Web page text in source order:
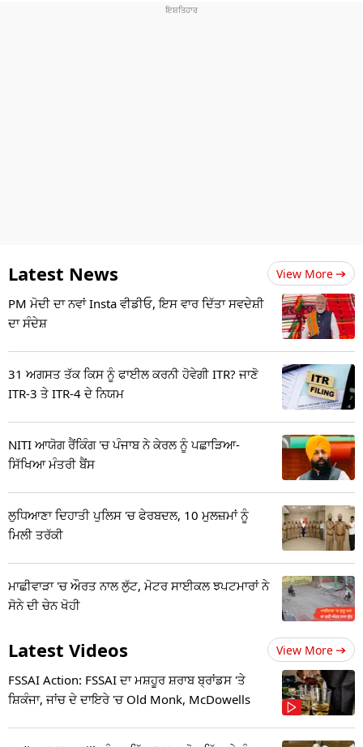
Latest News View More
PM ਮੋਦੀ ਦਾ ਨਵਾਂ Insta ਵੀਡੀਓ, ਇਸ ਵਾਰ ਦਿੱਤਾ ਸਵਦੇਸ਼ੀ
ਦਾ ਸੰਦੇਸ਼
31 ਅਗਸਤ ਤੱਕ ਕਿਸ ਨੂੰ ਫਾਈਲ ਕਰਨੀ ਹੋਵੇਗੀ ITR? ਜਾਣੋ
ITR-3 ਤੇ ITR-4 ਦੇ ਨਿਯਮ
NITI ਆਯੋਗ ਰੈਂਕਿੰਗ 'ਚ ਪੰਜਾਬ ਨੇ ਕੇਰਲ ਨੂੰ ਪਛਾੜਿਆ-
ਸਿੱਖਿਆ ਮੰਤਰੀ ਬੈਂਸ
ਲੁਧਿਆਣਾ ਦਿਹਾਤੀ ਪੁਲਿਸ 'ਚ ਫੇਰਬਦਲ, 10 ਮੁਲਜ਼ਮਾਂ ਨੂੰ
ਮਿਲੀ ਤਰੱਕੀ
ਮਾਛੀਵਾੜਾ 'ਚ ਔਰਤ ਨਾਲ ਲੁੱਟ, ਮੋਟਰ ਸਾਈਕਲ ਝਪਟਮਾਰਾਂ ਨੇ
ਸੋਨੇ ਦੀ ਚੇਨ ਖੋਹੀ
Latest Videos View More
FSSAI Action: FSSAI ਦਾ ਮਸ਼ਹੂਰ ਸ਼ਰਾਬ ਬ੍ਰਾਂਡਸ 'ਤੇ
ਸ਼ਿਕੰਜਾ, ਜਾਂਚ ਦੇ ਦਾਇਰੇ 'ਚ Old Monk, McDowells